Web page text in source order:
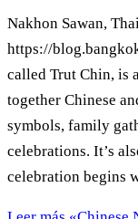
Nakhon Sawan,
https://
called Trut Chin, is
together Chinese
symbols, family
celebrations. It’s
celebration begins